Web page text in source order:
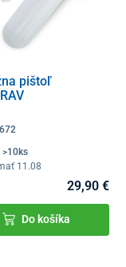
pištoľ
>10ks
11.08
29,90 €
Do košíka